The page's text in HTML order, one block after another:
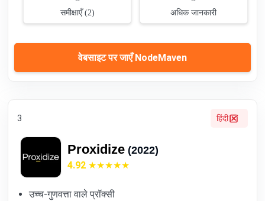
समीक्षाएँ (2) अधिक जानकारी
वेबसाइट पर जाएँ NodeMaven
3 हिंदी
Proxidize (2022)
4.92
उच्च-गुणवत्ता वाले प्रॉक्सी